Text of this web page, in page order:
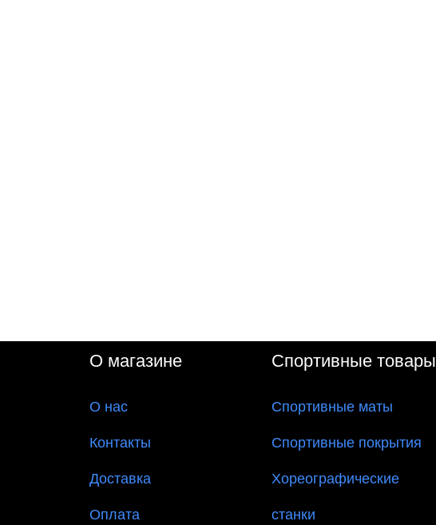
О магазине
О нас
Контакты
Доставка
Оплата
Спортивные товары
Спортивные маты
Спортивные покрытия
Хореографические
станки